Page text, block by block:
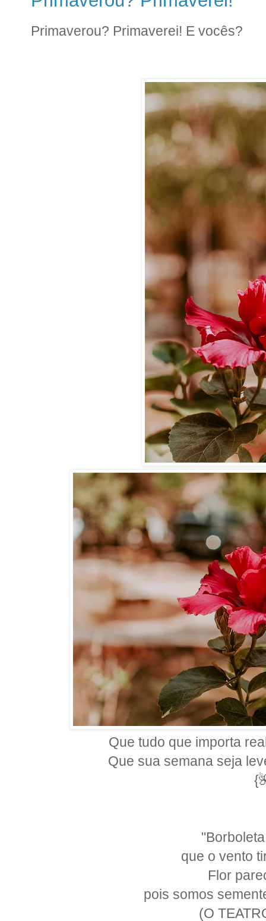
Primaverou? Primaverei! E vocês?
Que tudo que importa
Que sua semana seja
que o vento
Flor
pois somos
(O